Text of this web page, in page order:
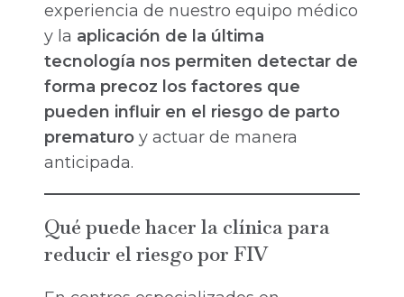
experiencia de nuestro equipo médico
y la aplicación de la última
tecnología nos permiten detectar de
forma precoz los factores que
pueden influir en el riesgo de parto
prematuro y actuar de manera
anticipada.
Qué puede hacer la clínica para
reducir el riesgo por FIV